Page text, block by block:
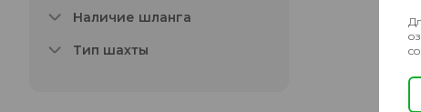
Наличие шланга
Тип шахты